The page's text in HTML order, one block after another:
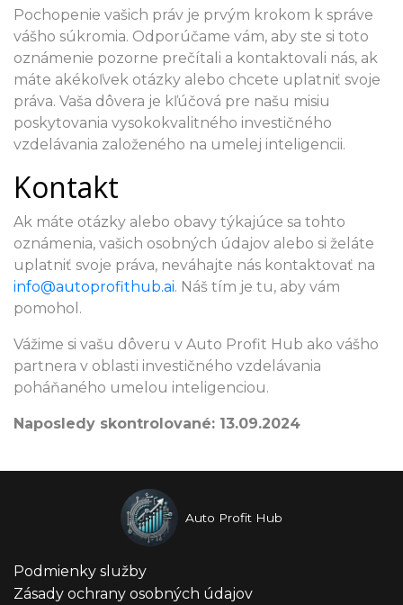
Pochopenie vašich práv je prvým krokom k správe
vášho súkromia. Odporúčame vám, aby ste si toto
oznámenie pozorne prečítali a kontaktovali nás, ak
máte akékoľvek otázky alebo chcete uplatniť svoje
práva. Vaša dôvera je kľúčová pre našu misiu
poskytovania vysokokvalitného investičného
vzdelávania založeného na umelej inteligencii.
Kontakt
Ak máte otázky alebo obavy týkajúce sa tohto
oznámenia, vašich osobných údajov alebo si želáte
uplatniť svoje práva, neváhajte nás kontaktovať na
info@autoprofithub.ai. Náš tím je tu, aby vám
pomohol.
Vážime si vašu dôveru v Auto Profit Hub ako vášho
partnera v oblasti investičného vzdelávania
poháňaného umelou inteligenciou.
Naposledy skontrolované: 13.09.2024
Auto Profit Hub
Podmienky služby
Zásady ochrany osobných údajov